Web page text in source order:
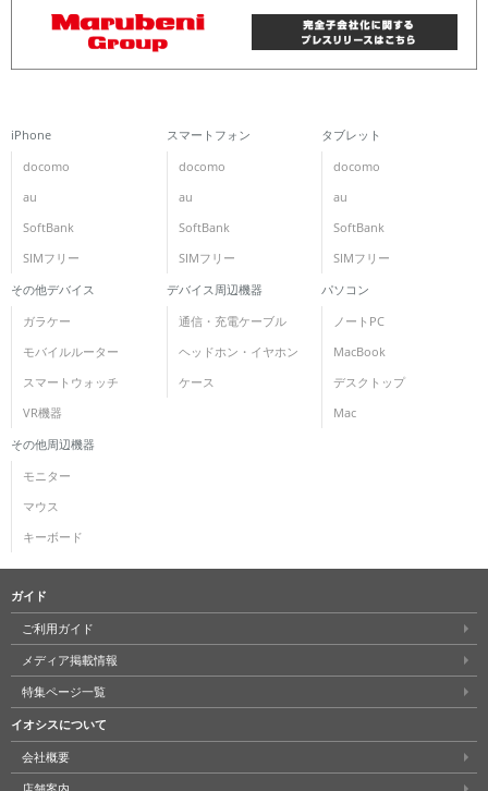
iPhone
docomo
au
SoftBank
SIMフリー
スマートフォン
docomo
au
SoftBank
SIMフリー
タブレット
docomo
au
SoftBank
SIMフリー
その他デバイス
ガラケー
モバイルルーター
スマートウォッチ
VR機器
デバイス周辺機器
通信・充電ケーブル
ヘッドホン・イヤホン
ケース
パソコン
ノートPC
MacBook
デスクトップ
Mac
その他周辺機器
モニター
マウス
キーボード
ガイド
ご利用ガイド
メディア掲載情報
特集ページ一覧
イオシスについて
会社概要